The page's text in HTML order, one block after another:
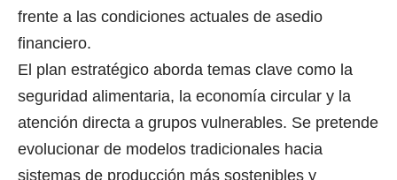
frente a las condiciones actuales de asedio
financiero.
El plan estratégico aborda temas clave como la
seguridad alimentaria, la economía circular y la
atención directa a grupos vulnerables. Se pretende
evolucionar de modelos tradicionales hacia
sistemas de producción más sostenibles y